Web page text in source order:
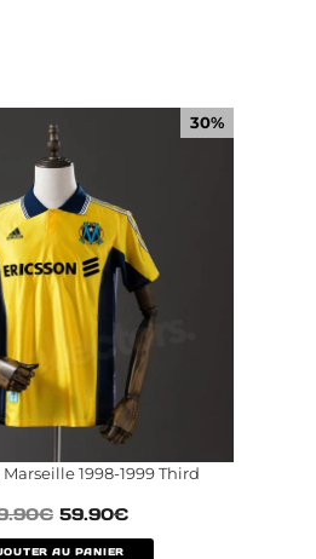
30%
1998-1999 Third
€ 59.90€
AU PANIER